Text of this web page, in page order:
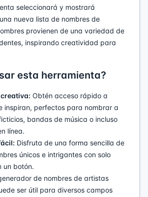
seleccionará y mostrará
nueva lista de nombres de
provienen de una variedad de
inspirando creatividad para
esta herramienta?
Obtén acceso rápido a
inspiran, perfectos para nombrar a
bandas de música o incluso
línea.
Disfruta de una forma sencilla de
únicos e intrigantes con solo
un botón.
de nombres de artistas
ser útil para diversos campos